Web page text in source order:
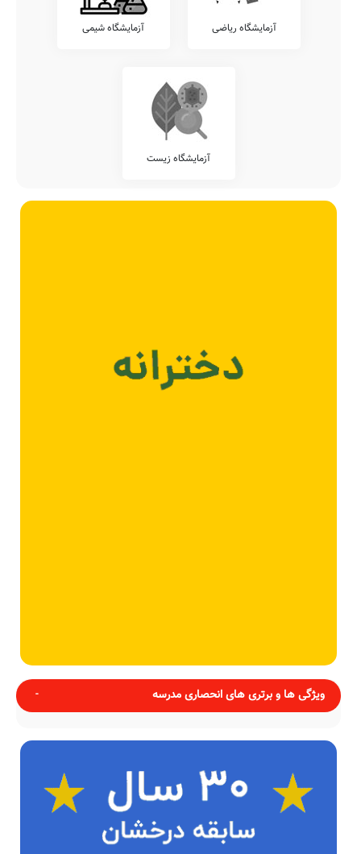
آزمایشگاه ریاضی آزمایشگاه شیمی
آزمایشگاه زیست
ویژگی ها و برتری های انحصاری مدرسه